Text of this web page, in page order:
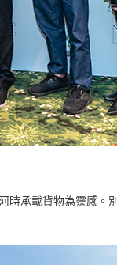
承載貨物為靈感。